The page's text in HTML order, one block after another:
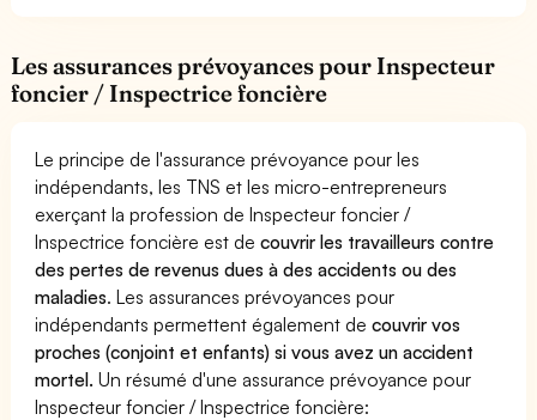
Les assurances prévoyances pour Inspecteur
foncier / Inspectrice foncière
Le principe de l'assurance prévoyance pour les
indépendants, les TNS et les micro-entrepreneurs
exerçant la profession de Inspecteur foncier /
Inspectrice foncière est decouvrir les travailleurs contre
des pertes de revenus dues à des accidents ou des
maladies. Les assurances prévoyances pour
indépendants permettent également decouvrir vos
proches (conjoint et enfants) si vous avez un accident
mortel. Un résumé d'une assurance prévoyance pour
Inspecteur foncier / Inspectrice foncière: